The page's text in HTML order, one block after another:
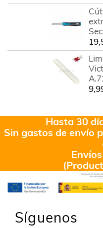
Hasta 30
Sin gastos de envío
Síguenos